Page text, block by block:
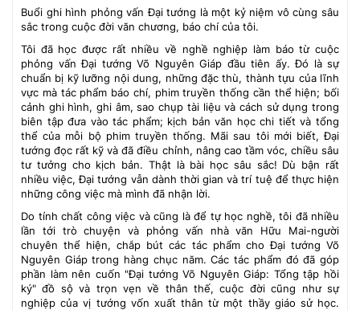
Buổi ghi hình phỏng vấn Đại tướng là một kỷ niệm vô cùng sâu
sắc trong cuộc đời văn chương, báo chí của tôi.
Tôi đã học được rất nhiều về nghề nghiệp làm báo từ cuộc
phỏng vấn Đại tướng Võ Nguyên Giáp đầu tiên ấy. Đó là sự
chuẩn bị kỹ lưỡng nội dung, những đặc thù, thành tựu của lĩnh
vực mà tác phẩm báo chí, phim truyền thống cần thể hiện; bối
cảnh ghi hình, ghi âm, sao chụp tài liệu và cách sử dụng trong
biên tập đưa vào tác phẩm; kịch bản văn học chi tiết và tổng
thể của mỗi bộ phim truyền thống. Mãi sau tôi mới biết, Đại
tướng đọc rất kỹ và đã điều chỉnh, nâng cao tầm vóc, chiều sâu
tư tưởng cho kịch bản. Thật là bài học sâu sắc! Dù bận rất
nhiều việc, Đại tướng vẫn dành thời gian và trí tuệ để thực hiện
những công việc mà mình đã nhận lời.
Do tính chất công việc và cũng là để tự học nghề, tôi đã nhiều
lần tới trò chuyện và phỏng vấn nhà văn Hữu Mai-người
chuyên thể hiện, chắp bút các tác phẩm cho Đại tướng Võ
Nguyên Giáp trong hàng chục năm. Các tác phẩm đó đã góp
phần làm nên cuốn "Đại tướng Võ Nguyên Giáp: Tổng tập hồi
ký" đồ sộ và trọn vẹn về thân thế, cuộc đời cũng như sự
nghiệp của vị tướng vốn xuất thân từ một thầy giáo sử học.